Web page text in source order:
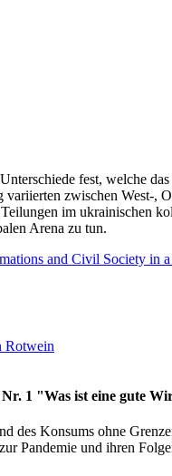
fest, welche
zwischen West-,
im ukrainischen
Arena zu tun.
and Civil Society in
Rotwein
1 "Was ist eine gute
des Konsums ohne
Pandemie und ihren